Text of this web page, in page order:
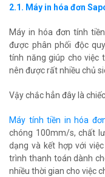
2.1. Máy in hóa đơn
Máy in hóa đơn tính
được phân phối độc
tính năng giúp cho việc
nên được rất nhiều chủ
Vậy chắc hẳn đây là
Máy tính tiền in hóa
chóng 100mm/s, chất
dạng và kết hợp với
trình thanh toán dành
nhiều thời gian cho việc